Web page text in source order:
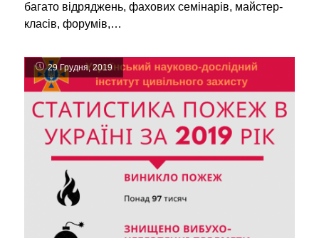
багато відряджень, фахових семінарів, майстер-
класів, форумів,…
29 Грудня, 2019